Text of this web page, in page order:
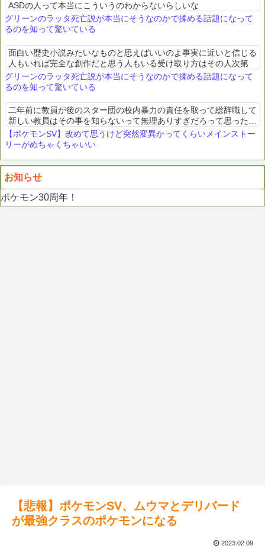
ASDの人って本当にこういうのわからないらしいな
グリーンのラッタ死亡説が本当にそうなのかで揉める話題になって
るのを知って驚いている
面白い歴史小説みたいなものと思えばいいのよ事実に近いと信じる
人もいれば完全な創作だと思う人もいる受け取り方はその人次第
グリーンのラッタ死亡説が本当にそうなのかで揉める話題になって
るのを知って驚いている
二年前に教員が後のスター団の校内暴力の責任を取って総辞職して
新しい教員はその事を知らないって無理ありすぎだろって思った。
在校生とその保護者の口がどんだけ固いんや
【ポケモンSV】改めて思うけど突然変異かってくらいメインストー
リーがめちゃくちゃいい
お知らせ
ポケモン30周年！
【悲報】ポケモンSV、ムウマとデリバード
が最強クラスのポケモンになる
2023.02.09